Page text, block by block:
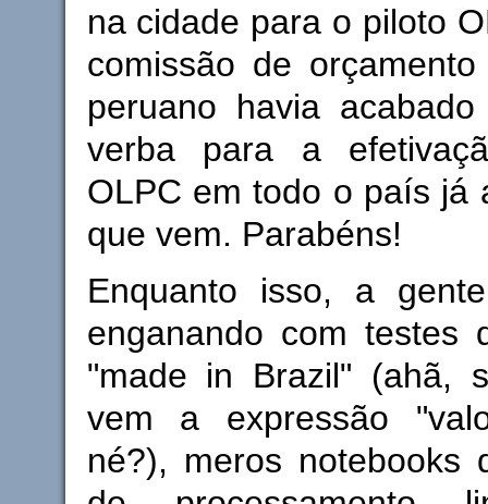
na cidade para o piloto
comissão de
peruano havia
verba para a
OLPC em todo o país já
que vem. Parabéns!
Enquanto isso, a
enganando com testes
"made in Brazil" (ahã,
vem a expressão
né?), meros notebooks